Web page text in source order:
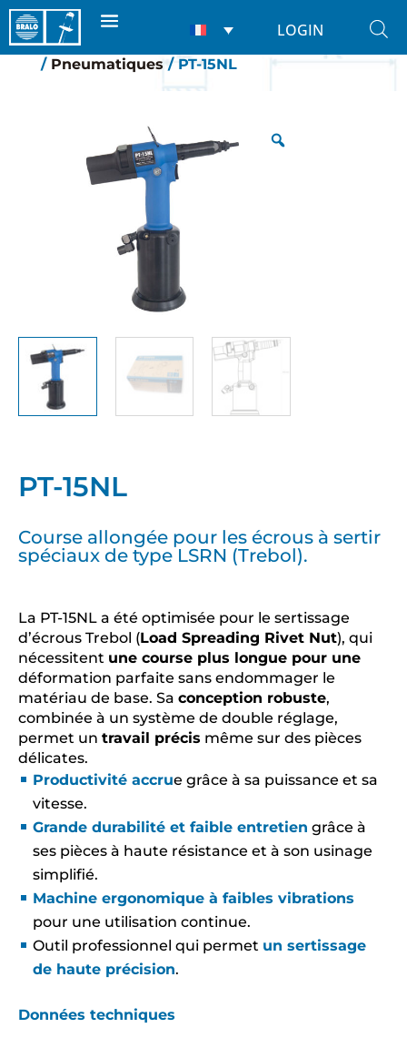
LOGIN
Accueil Riveteuses/
Pour Écrous à Sertir
/ Pneumatiques/ PT-15NL
PT-15NL
Course allongée pour les écrous à sertir
spéciaux de type LSRN (Trebol).
La PT-15NL a été optimisée pour le sertissage
d’écrous Trebol (Load Spreading Rivet Nut), qui
nécessitent une course plus longue pour une
déformation parfaite sans endommager le
matériau de base. Sa conception robuste,
combinée à un système de double réglage,
permet un travail précis même sur des pièces
délicates.
Productivité accrue grâce à sa puissance et sa
vitesse.
Grande durabilité et faible entretien grâce à
ses pièces à haute résistance et à son usinage
simplifié.
Machine ergonomique à faibles vibrations
pour une utilisation continue.
Outil professionnel qui permet un sertissage
de haute précision.
Données techniques